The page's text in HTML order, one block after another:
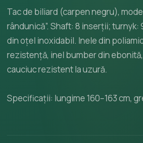
Tac de biliard (carpen negru),
rândunică”. Shaft: 8 inserții; turnyk:
din oțel inoxidabil. Inele din
rezistență, inel bumber din
cauciuc rezistent la uzură.
Specificații: lungime 160–163 cm,